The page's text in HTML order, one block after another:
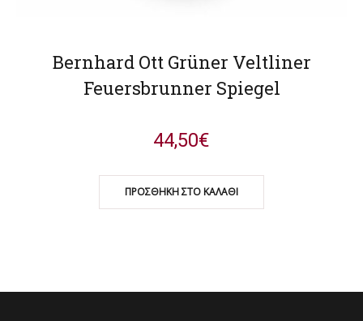
Bernhard Ott Grüner Veltliner
Feuersbrunner Spiegel
ΠΡΟΣΘΉΚΗ ΣΤΟ ΚΑΛΆΘΙ
44,50€